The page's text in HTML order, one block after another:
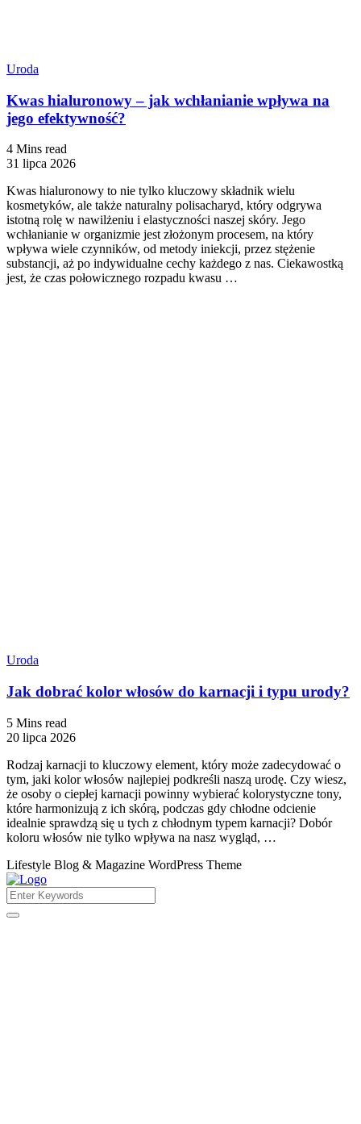
Uroda
Kwas hialuronowy – jak wchłanianie wpływa na
jego efektywność?
4 Mins read
31 lipca 2026
Kwas hialuronowy to nie tylko kluczowy składnik wielu
kosmetyków, ale także naturalny polisacharyd, który odgrywa
istotną rolę w nawilżeniu i elastyczności naszej skóry. Jego
wchłanianie w organizmie jest złożonym procesem, na który
wpływa wiele czynników, od metody iniekcji, przez stężenie
substancji, aż po indywidualne cechy każdego z nas. Ciekawostką
jest, że czas połowicznego rozpadu kwasu …
Uroda
Jak dobrać kolor włosów do karnacji i typu urody?
5 Mins read
20 lipca 2026
Rodzaj karnacji to kluczowy element, który może zadecydować o
tym, jaki kolor włosów najlepiej podkreśli naszą urodę. Czy wiesz,
że osoby o ciepłej karnacji powinny wybierać kolorystyczne tony,
które harmonizują z ich skórą, podczas gdy chłodne odcienie
idealnie sprawdzą się u tych z chłodnym typem karnacji? Dobór
koloru włosów nie tylko wpływa na nasz wygląd, …
Lifestyle Blog & Magazine WordPress Theme